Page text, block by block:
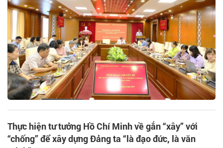
Thực hiện tư tưởng Hồ Chí Minh về gắn “xây” với
“chống” để xây dựng Đảng ta “là đạo đức, là văn